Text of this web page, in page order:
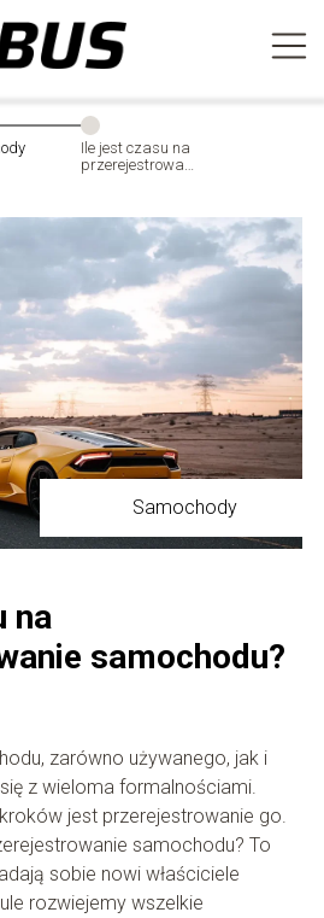
Ile jest czasu na
przerejestrowanie
Samochody
na
samochodu?
zarówno używanego, jak i
z wieloma formalnościami.
jest przerejestrowanie go.
samochodu? To
sobie nowi właściciele
rozwiejemy wszelkie